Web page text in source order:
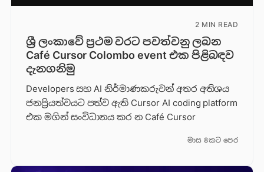
2 MIN READ
ශ්‍රී ලංකාවේ ප්‍රථම වරට පවත්වනු ලබන
Café Cursor Colombo event එක පිළිබඳව
දැනගනිමු
Developers සහ AI නිර්මාණකරුවන් අතර අතිශය
ජනප්‍රියත්වයට පත්ව ඇති Cursor AI coding platform
එක මගින් සංවිධානය කර න Café Cursor
මාස 8කට පෙර